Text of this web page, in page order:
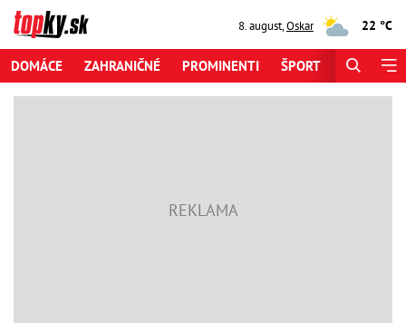
8. august,Oskar 22 °C
DOMÁCE ZAHRANIČNÉ PROMINENTI ŠPORT